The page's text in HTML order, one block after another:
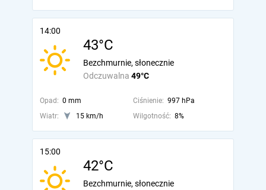
14:00
43°C
Odczuwalna 49°C
Bezchmurnie, słonecznie
Opad: 0 mm Ciśnienie: 997 hPa
Wiatr:
15 km/h Wilgotność: 8%
15:00
42°C
Bezchmurnie, słonecznie